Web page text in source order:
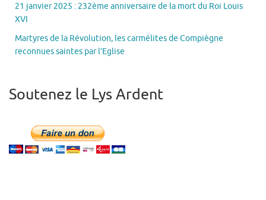
21 janvier 2025 : 232ème anniversaire de la mort du Roi Louis
XVI
Martyres de la Révolution, les carmélites de Compiègne
reconnues saintes par l’Eglise
Soutenez le Lys Ardent